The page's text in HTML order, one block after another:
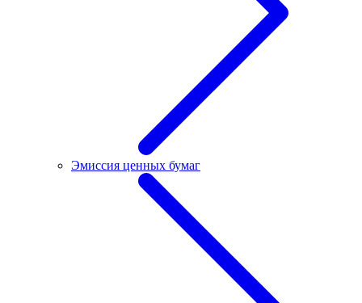
Эмиссия ценных бумаг